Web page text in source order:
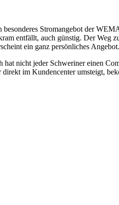
Stromangebot der
entfällt, auch günstig. Der Weg
ein ganz persönliches Angebot.
nicht jeder Schweriner einen
im Kundencenter umsteigt,